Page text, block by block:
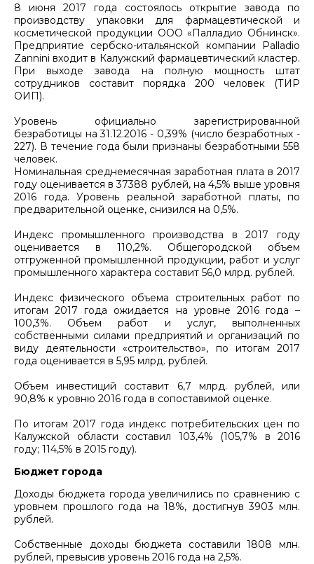
8 июня 2017 года состоялось открытие завода по
производству упаковки для фармацевтической и
косметической продукции ООО «Палладио Обнинск».
Предприятие сербско-итальянской компании Palladio
Zannini входит в Калужский фармацевтический кластер.
При выходе завода на полную мощность штат
сотрудников составит порядка 200 человек (ТИР
ОИП).
Уровень официально зарегистрированной
безработицы на 31.12.2016 - 0,39% (число безработных -
227). В течение года были признаны безработными 558
человек.
Номинальная среднемесячная заработная плата в 2017
году оценивается в 37388 рублей, на 4,5% выше уровня
2016 года. Уровень реальной заработной платы, по
предварительной оценке, снизился на 0,5%.
Индекс промышленного производства в 2017 году
оценивается в 110,2%. Общегородской объем
отгруженной промышленной продукции, работ и услуг
промышленного характера составит 56,0 млрд. рублей.
Индекс физического объема строительных работ по
итогам 2017 года ожидается на уровне 2016 года –
100,3%. Объем работ и услуг, выполненных
собственными силами предприятий и организаций по
виду деятельности «строительство», по итогам 2017
года оценивается в 5,95 млрд. рублей.
Объем инвестиций составит 6,7 млрд. рублей, или
90,8% к уровню 2016 года в сопоставимой оценке.
По итогам 2017 года индекс потребительских цен по
Калужской области составил 103,4% (105,7% в 2016
году; 114,5% в 2015 году).
Бюджет города
Доходы бюджета города увеличились по сравнению с
уровнем прошлого года на 18%, достигнув 3903 млн.
рублей.
Собственные доходы бюджета составили 1808 млн.
рублей, превысив уровень 2016 года на 2,5%.